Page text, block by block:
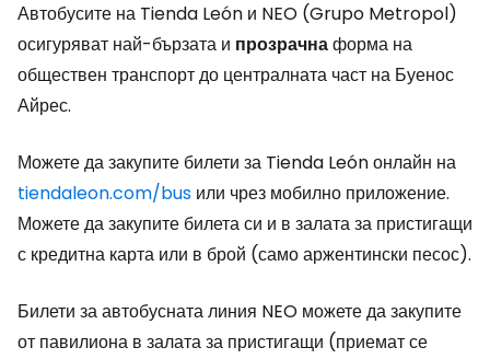
Автобусите на Tienda León и NEO (Grupo Metropol)
осигуряват най-бързата и прозрачнаформа на
обществен транспорт до централната част на Буенос
Айрес.
Можете да закупите билети за Tienda León онлайн на
tiendaleon.com/bus или чрез мобилно приложение.
Можете да закупите билета си и в залата за пристигащи
с кредитна карта или в брой (само аржентински песос).
Билети за автобусната линия NEO можете да закупите
от павилиона в залата за пристигащи (приемат се